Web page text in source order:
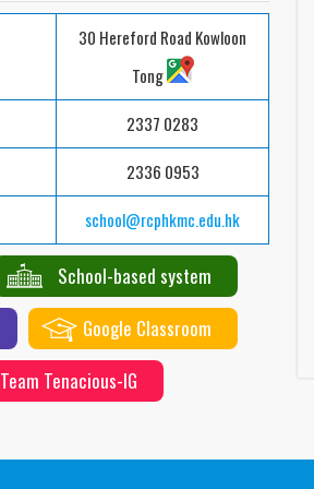
30 Hereford Road Kowloon
Tong
2337 0283
2336 0953
school@rcphkmc.edu.hk
School-based system
Google Classroom
Team Tenacious-IG